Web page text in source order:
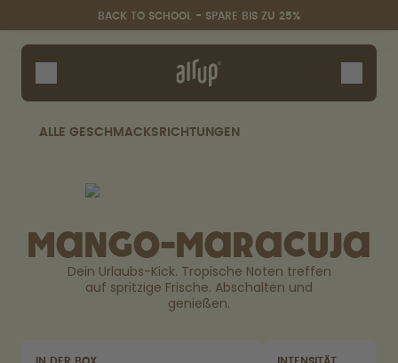
Zum Hauptinhalt springen
Erklärung zur BarrierefreiheitBACK TO SCHOOL - SPARE BIS ZU 25%
Flaschen
Duft-Pods
Zubehör
Back2School
ALLE GESCHMACKSRICHTUNGEN
Mango-Maracuja
Dein Urlaubs-Kick. Tropische Noten treffen
auf spritzige Frische. Abschalten und
genießen.